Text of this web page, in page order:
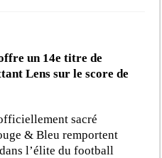
un 14e titre de
Lens sur le score de
sacré
& Bleu remportent
l’élite du football